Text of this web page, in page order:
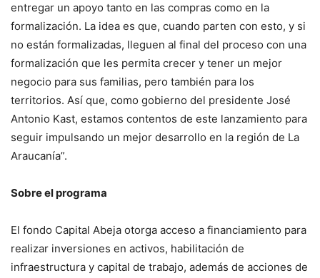
entregar un apoyo tanto en las compras como en la
formalización. La idea es que, cuando parten con esto, y si
no están formalizadas, lleguen al final del proceso con una
formalización que les permita crecer y tener un mejor
negocio para sus familias, pero también para los
territorios. Así que, como gobierno del presidente José
Antonio Kast, estamos contentos de este lanzamiento para
seguir impulsando un mejor desarrollo en la región de La
Araucanía”.
Sobre el programa
El fondo Capital Abeja otorga acceso a financiamiento para
realizar inversiones en activos, habilitación de
infraestructura y capital de trabajo, además de acciones de